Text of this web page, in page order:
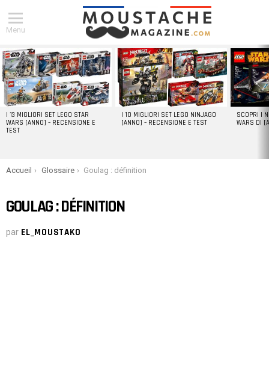
Menu
DERNIERS
ARTICLES
I 13 MIGLIORI SET LEGO STAR
WARS [ANNO] – RECENSIONE E
TEST
I 10 MIGLIORI SET LEGO NINJAGO
[ANNO] – RECENSIONE E TEST
SCOPRI I
WARS DI
You are here:
Accueil Glossaire Goulag : définition
GOULAG : DÉFINITION
par EL_MOUSTAKO